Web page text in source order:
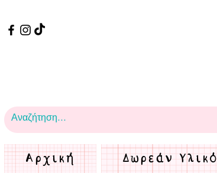
Αρχική Δωρεάν Υλικό